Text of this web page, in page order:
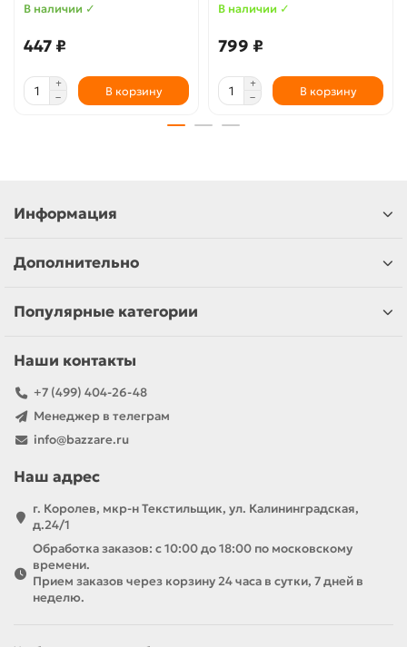
В наличии ✓
447 ₽
В корзину
В наличии ✓
799 ₽
В корзину
Информация
Дополнительно
Популярные категории
Наши контакты
+7 (499) 404-26-48
Менеджер в телеграм
info@bazzare.ru
Наш адрес
г. Королев, мкр-н Текстильщик, ул. Калининградская,
д.24/1
Обработка заказов: с 10:00 до 18:00 по московскому
времени.
Прием заказов через корзину 24 часа в сутки, 7 дней в
неделю.